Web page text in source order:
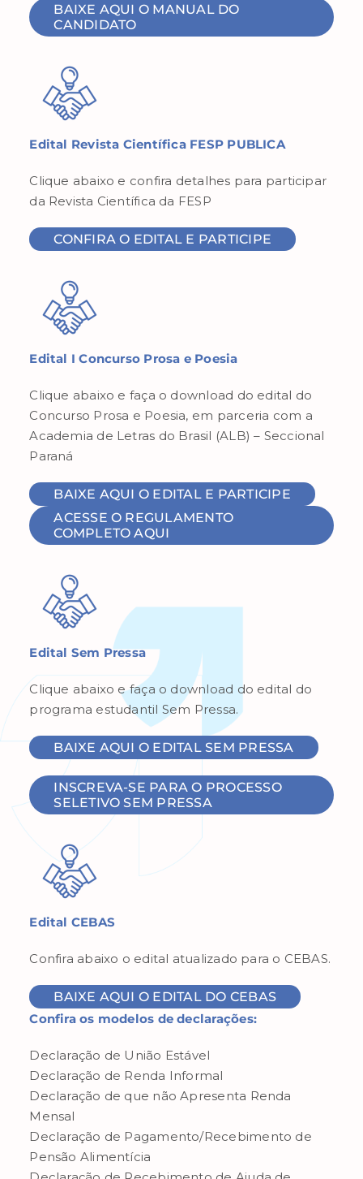
BAIXE AQUI O MANUAL DO
CANDIDATO
Edital Revista Científica FESP PUBLICA
Clique abaixo e confira detalhes para participar
da Revista Científica da FESP
CONFIRA O EDITAL E PARTICIPE
Edital I Concurso Prosa e Poesia
Clique abaixo e faça o download do edital do
Concurso Prosa e Poesia, em parceria com a
Academia de Letras do Brasil (ALB) – Seccional
Paraná
BAIXE AQUI O EDITAL E PARTICIPE
ACESSE O REGULAMENTO
COMPLETO AQUI
Edital Sem Pressa
Clique abaixo e faça o download do edital do
programa estudantil Sem Pressa.
BAIXE AQUI O EDITAL SEM PRESSA
INSCREVA-SE PARA O PROCESSO
SELETIVO SEM PRESSA
Edital CEBAS
Confira abaixo o edital atualizado para o CEBAS.
BAIXE AQUI O EDITAL DO CEBAS
Confira os modelos de declarações:
Declaração de União Estável
Declaração de Renda Informal
Declaração de que não Apresenta Renda
Mensal
Declaração de Pagamento/Recebimento de
Pensão Alimentícia